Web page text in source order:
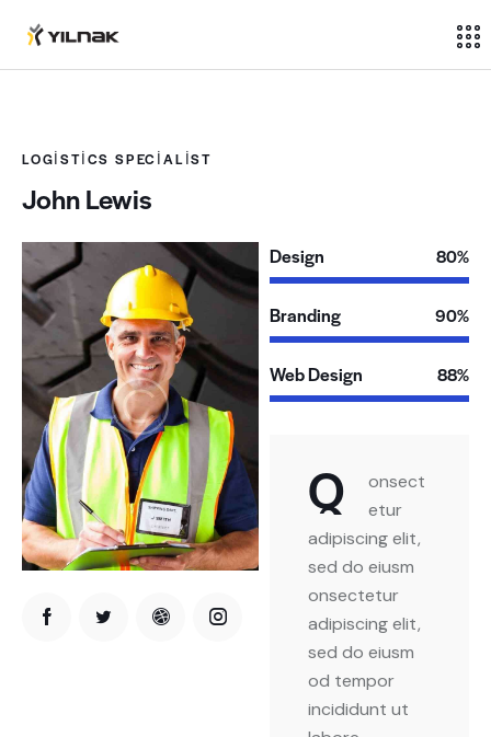
LOGISTICS SPECIALIST
John Lewis
Design 80%
Branding 90%
Web Design 88%
Q
onsect
etur
adipiscing elit,
sed do eiusm
onsectetur
adipiscing elit,
sed do eiusm
od tempor
incididunt ut